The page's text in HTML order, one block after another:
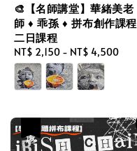
🎨【名師講堂】華緒美老
師 ♦ 乖孫 ♦ 拼布創作課程
二日課程
Regular
price
NT$ 2,150 - NT$ 4,500